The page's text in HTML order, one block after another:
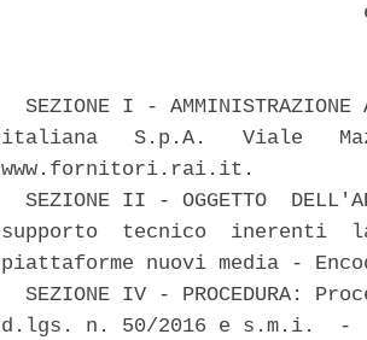
SEZIONE I - AMMINISTRAZIONE
italiana   S.p.A.   Viale
www.fornitori.rai.it.
SEZIONE II - OGGETTO
supporto  tecnico  inerenti
piattaforme nuovi media -
SEZIONE IV - PROCEDURA:
d.lgs. n. 50/2016 e s.m.i.  -